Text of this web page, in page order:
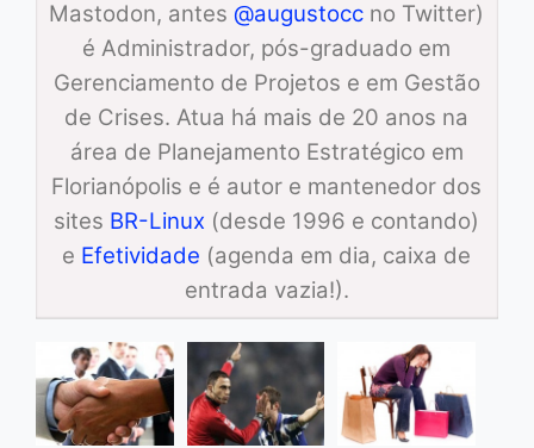
Mastodon, antes @augustocc no Twitter)
é Administrador, pós-graduado em
Gerenciamento de Projetos e em Gestão
de Crises. Atua há mais de 20 anos na
área de Planejamento Estratégico em
Florianópolis e é autor e mantenedor dos
sites BR-Linux (desde 1996 e contando)
e Efetividade (agenda em dia, caixa de
entrada vazia!).